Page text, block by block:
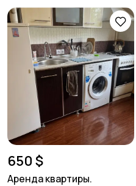
650 $
Аренда квартиры.